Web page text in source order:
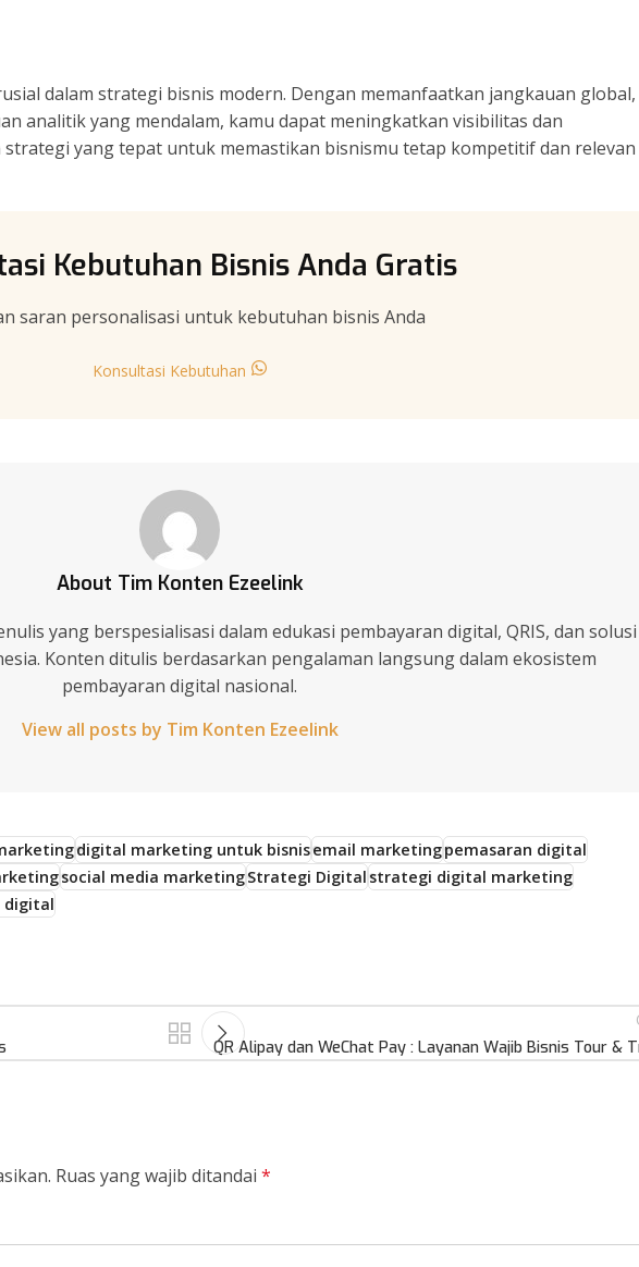
dalam strategi bisnis modern. Dengan memanfaatkan jangkauan global,
analitik yang mendalam, kamu dapat meningkatkan visibilitas dan
yang tepat untuk memastikan bisnismu tetap kompetitif dan relevan
Kebutuhan Bisnis Anda Gratis
saran personalisasi untuk kebutuhan bisnis Anda
Konsultasi Kebutuhan
About Tim Konten Ezeelink
yang berspesialisasi dalam edukasi pembayaran digital, QRIS, dan solusi
Konten ditulis berdasarkan pengalaman langsung dalam ekosistem
pembayaran digital nasional.
View all posts by Tim Konten Ezeelink
digital marketing untuk bisnisemail marketingpemasaran digital
social media marketingStrategi Digitalstrategi digital marketing
digital
QR Alipay dan WeChat Pay : Layanan Wajib Bisnis Tour &
Ruas yang wajib ditandai *